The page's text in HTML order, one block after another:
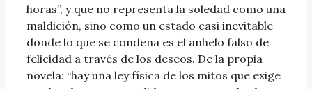
horas”, y que no representa la soledad como una
maldición, sino como un estado casi inevitable
donde lo que se condena es el anhelo falso de
felicidad a través de los deseos. De la propia
novela: “hay una ley física de los mitos que exige